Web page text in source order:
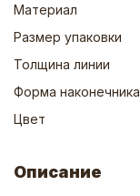
Материал
Размер упаковки
Толщина линии
Форма наконечника
Цвет
Описание